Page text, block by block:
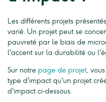
Les différents projets
varié. Un projet peut se
pauvreté par le biais de
l'accent sur la durabilité ou
Sur notre page de projet,
type d'impact qu'un projet
d'impact ci-dessous.